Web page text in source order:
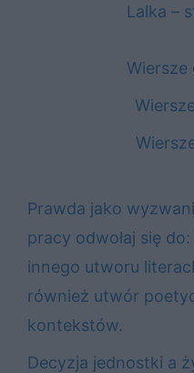
Lalka –
Wiersze
Prawda jako
pracy odwołaj się
innego utworu
również utwór
kontekstów.
Decyzja jednostki a